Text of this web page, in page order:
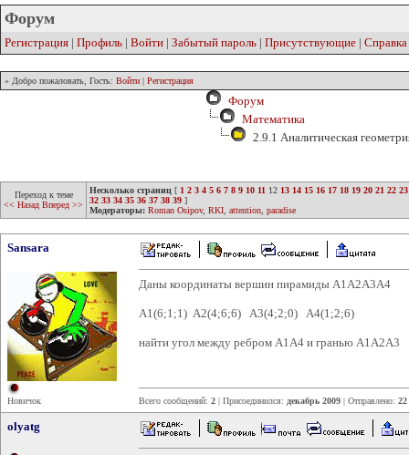
Форум
Регистрация | Профиль | Войти | Забытый пароль | Присутствующие | Справка
» Добро пожаловать, Гость: Войти | Регистрация
Форум
Математика
2.9.1 Аналитическая
Переход к теме
<< Назад Вперед >>
Несколько страниц [ 1 2 3 4 5 6 7 8 9 10 11 12 13 14 15 16 17 18 19 20 21 22 23
32 33 34 35 36 37 38 39 ]
Модераторы: Roman Osipov, RKI attention paradise
Sansara
Новичок
Даны координаты вершин пирамиды А1А2А3А4
А1(6;1;1) А2(4;6;6) А3(4;2;0) А4(1;2;6)
найти угол между ребром А1А4 и гранью А1А2А3
Всего сообщений: 2 | Присоединился: декабрь 2009 | Отправлено: 22
olyatg